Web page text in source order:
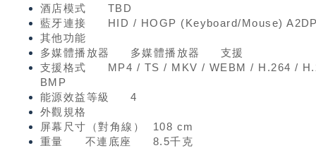
酒店模式
TBD
藍牙連接
HID / HOGP (Keyboard/Mouse)
其他功能
多媒體播放器
多媒體播放器
支援
支援格式
MP4 / TS / MKV / WEBM / H.264 /
BMP
能源效益等級
4
外觀規格
屏幕尺寸（對角線）
108 cm
重量
不連底座
8.5千克